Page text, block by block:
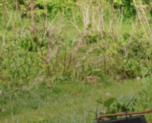
Ga
naar
de
inhoud